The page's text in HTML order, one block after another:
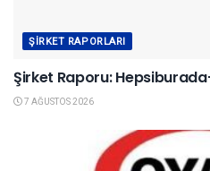
ŞIRKET RAPORLARI
Şirket Raporu:
7 AĞUSTOS 2026